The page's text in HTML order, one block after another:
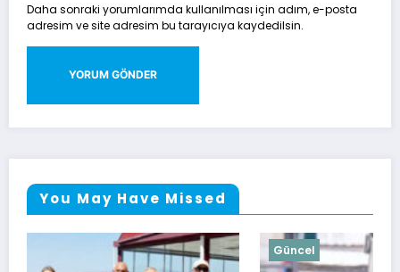
Daha sonraki yorumlarımda kullanılması için adım, e-posta
adresim ve site adresim bu tarayıcıya kaydedilsin.
You May Have Missed